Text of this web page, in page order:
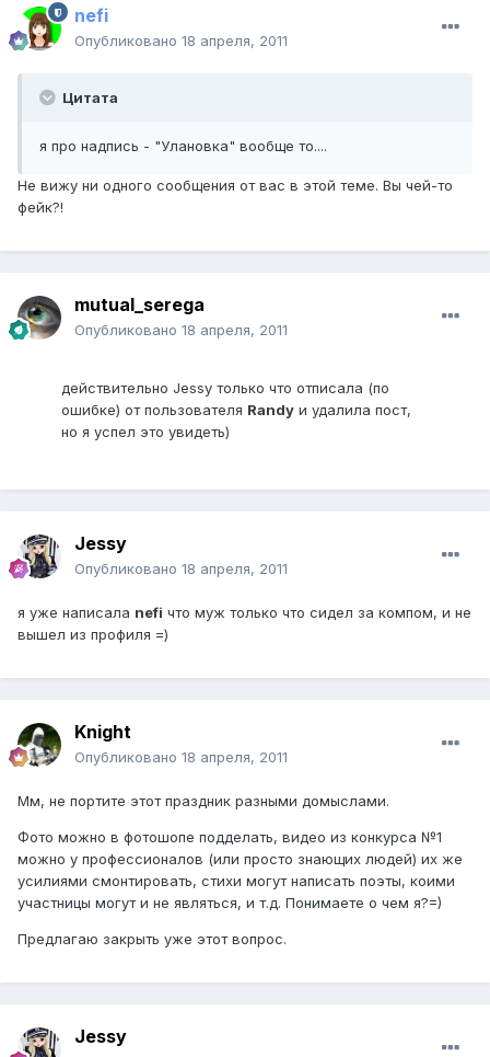
nefi
Опубликовано 18 апреля, 2011
Цитата
я про надпись - "Улановка" вообще то....
Не вижу ни одного сообщения от вас в этой теме. Вы чей-то
фейк?!
mutual_serega
Опубликовано 18 апреля, 2011
действительно Jessy только что отписала (по
ошибке) от пользователя Randy и удалила пост,
но я успел это увидеть)
Jessy
Опубликовано 18 апреля, 2011
я уже написала nefi что муж только что сидел за компом, и не
вышел из профиля =)
Knight
Опубликовано 18 апреля, 2011
Мм, не портите этот праздник разными домыслами.
Фото можно в фотошопе подделать, видео из конкурса №1
можно у профессионалов (или просто знающих людей) их же
усилиями смонтировать, стихи могут написать поэты, коими
участницы могут и не являться, и т.д. Понимаете о чем я?=)
Предлагаю закрыть уже этот вопрос.
Jessy